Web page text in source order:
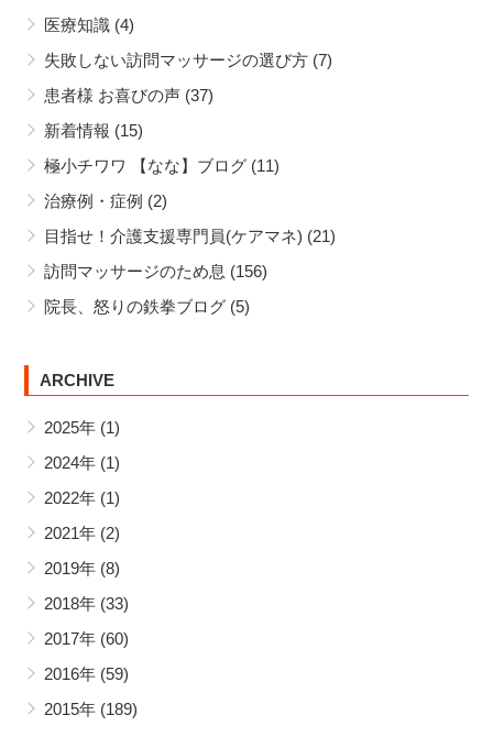
医療知識 (4)
失敗しない訪問マッサージの選び方 (7)
患者様 お喜びの声 (37)
新着情報 (15)
極小チワワ 【なな】ブログ (11)
治療例・症例 (2)
目指せ！介護支援専門員(ケアマネ) (21)
訪問マッサージのため息 (156)
院長、怒りの鉄拳ブログ (5)
ARCHIVE
2025年 (1)
2024年 (1)
2022年 (1)
2021年 (2)
2019年 (8)
2018年 (33)
2017年 (60)
2016年 (59)
2015年 (189)